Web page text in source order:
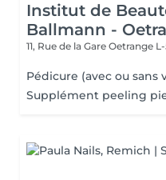
Institut de
Ballmann -
11, Rue de la Gare Oetrange
Pédicure (avec ou
Supplément peeling